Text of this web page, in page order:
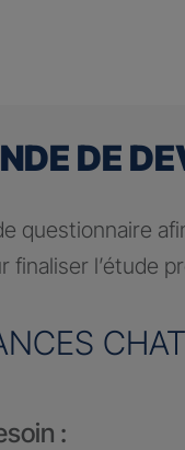
DE
questionnaire
l’étude
: